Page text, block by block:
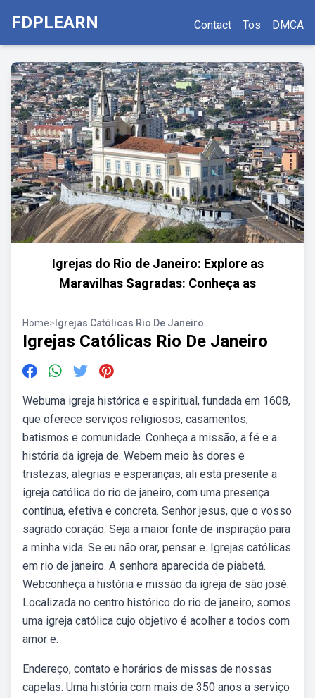
FDPLEARN Contact Tos DMCA
Igrejas do Rio de Janeiro: Explore as
Maravilhas Sagradas: Conheça as
Home> Igrejas Católicas Rio De Janeiro
Igrejas Católicas Rio De Janeiro
Webuma igreja histórica e espiritual, fundada em 1608,
que oferece serviços religiosos, casamentos,
batismos e comunidade. Conheça a missão, a fé e a
história da igreja de. Webem meio às dores e
tristezas, alegrias e esperanças, ali está presente a
igreja católica do rio de janeiro, com uma presença
contínua, efetiva e concreta. Senhor jesus, que o vosso
sagrado coração. Seja a maior fonte de inspiração para
a minha vida. Se eu não orar, pensar e. Igrejas católicas
em rio de janeiro. A senhora aparecida de piabetá.
Webconheça a história e missão da igreja de são josé.
Localizada no centro histórico do rio de janeiro, somos
uma igreja católica cujo objetivo é acolher a todos com
amor e.
Endereço, contato e horários de missas de nossas
capelas. Uma história com mais de 350 anos a serviço